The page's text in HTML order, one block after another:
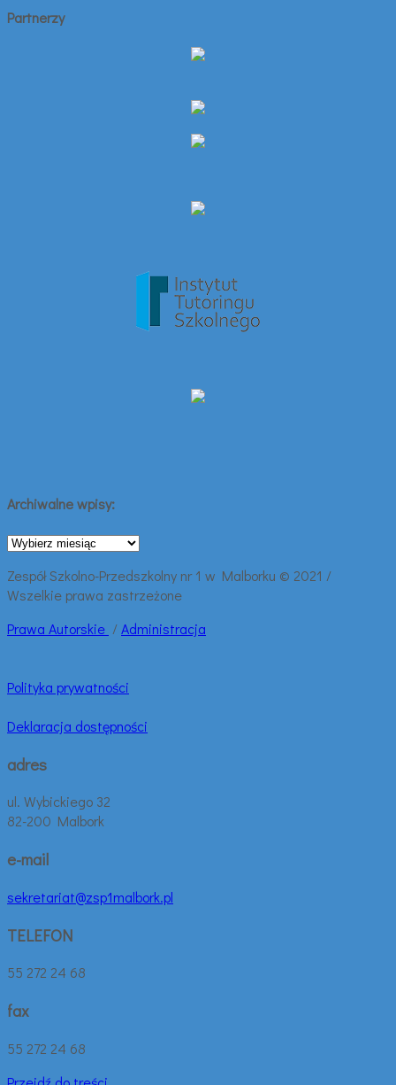
Partnerzy
Archiwalne wpisy:
Archiwalne
Zespół Szkolno-Przedszkolny nr 1 w Malborku © 2021 /
Wszelkie prawa zastrzeżone
Prawa Autorskie /Administracja
Polityka prywatności
Deklaracja dostępności
adres
ul. Wybickiego 32
82-200 Malbork
e-mail
sekretariat@zsp1malbork.pl
TELEFON
55 272 24 68
fax
55 272 24 68